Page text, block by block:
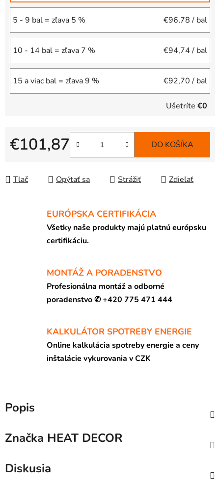
5 - 9 bal = zľava 5 % €96,78 / bal
10 - 14 bal = zľava 7 % €94,74 / bal
15 a viac bal = zľava 9 % €92,70 / bal
Ušetríte €0
€101,87 DO KOŠÍKA
Tlač Opýtať sa Strážiť Zdieľať
EURÓPSKA CERTIFIKÁCIA
Všetky naše produkty majú platnú európsku
certifikáciu.
MONTÁŽ A PORADENSTVO
Profesionálna montáž a odborné
poradenstvo ✆ +420 775 471 444
KALKULÁTOR SPOTREBY ENERGIE
Online kalkulácia spotreby energie a ceny
inštalácie vykurovania v CZK
Popis
Značka HEAT DECOR
Diskusia